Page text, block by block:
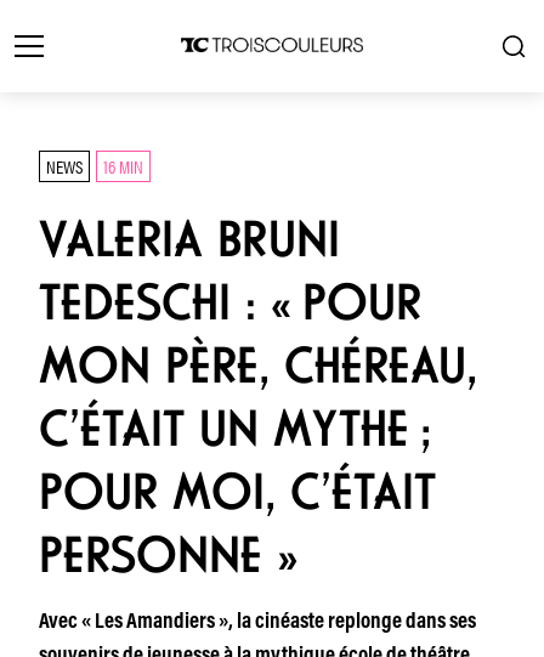
NEWS 16 MIN
VALERIA BRUNI
TEDESCHI : « POUR
MON PÈRE, CHÉREAU,
C’ÉTAIT UN MYTHE ;
POUR MOI, C’ÉTAIT
PERSONNE »
Avec « Les Amandiers », la cinéaste replonge dans ses